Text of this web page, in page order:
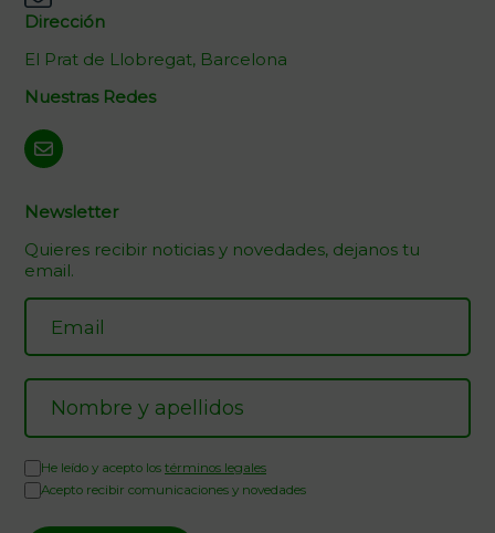
Dirección
El Prat de Llobregat, Barcelona
Nuestras Redes
Newsletter
Quieres recibir noticias y novedades, dejanos tu
email.
He leído y acepto los términos legales
Acepto recibir comunicaciones y novedades